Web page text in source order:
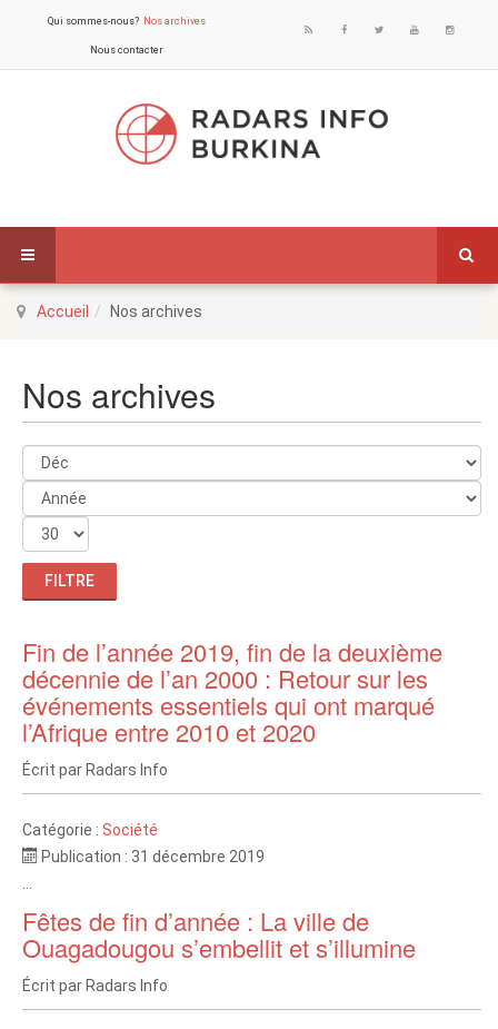
Qui sommes-nous? Nos archives
Nous contacter
Accueil Nos archives
Nos archives
FILTRE
Fin de l’année 2019, fin de la deuxième
décennie de l’an 2000 : Retour sur les
événements essentiels qui ont marqué
l’Afrique entre 2010 et 2020
Écrit par Radars Info
Catégorie : Société
Publication : 31 décembre 2019
Fêtes de fin d’année : La ville de
Ouagadougou s’embellit et s’illumine
Écrit par Radars Info